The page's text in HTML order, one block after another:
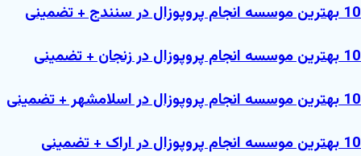
10 بهترین موسسه انجام پروپوزال در سنندج + تضمینی
10 بهترین موسسه انجام پروپوزال در زنجان + تضمینی
10 بهترین موسسه انجام پروپوزال در اسلامشهر + تضمینی
10 بهترین موسسه انجام پروپوزال در اراک + تضمینی